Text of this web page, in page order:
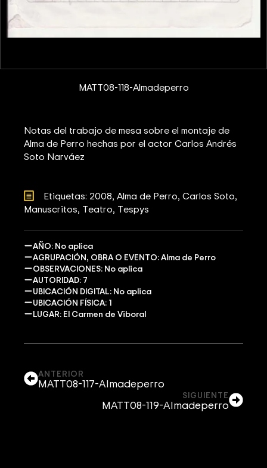
MATT08-118-Almadeperro
Notas del trabajo de mesa sobre el montaje de
Alma de Perro hechas por el actor Carlos Andrés
Soto Narváez
Etiquetas: 2008 Alma de Perro Carlos Soto
Manuscritos Teatro Tespys
AÑO: No aplica
AGRUPACIÓN, OBRA O EVENTO: Alma de Perro
OBSERVACIONES: No aplica
AUTORIDAD: 7
UBICACIÓN DIGITAL: No aplica
UBICACIÓN FÍSICA: 1
LUGAR: El Carmen de Viboral
ANTERIOR
MATT08-117-Almadeperro
SIGUIENTE
MATT08-119-Almadeperro